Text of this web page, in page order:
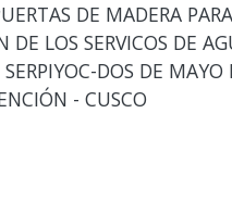
DE MADERA
LOS SERVICOS DE
DOS DE MAYO
- CUSCO